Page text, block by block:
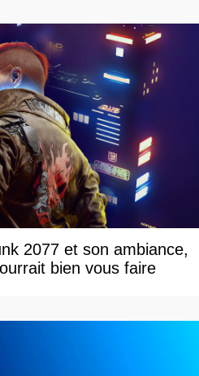
2077 et son ambiance,
bien vous faire